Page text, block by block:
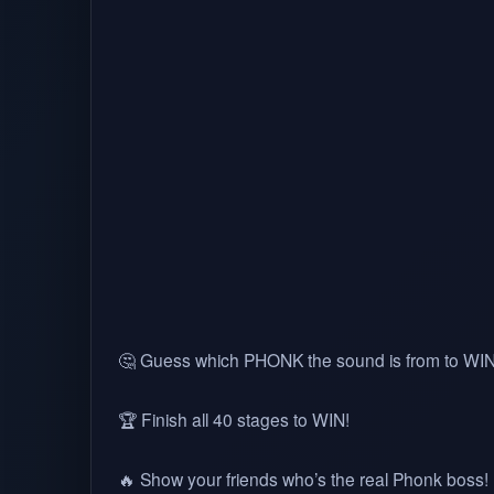
🤔 Guess which PHONK the sound is from to
🏆 Finish all 40 stages to WIN!
🔥 Show your friends who’s the real Phonk boss!